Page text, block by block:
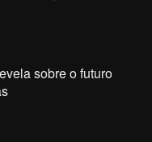
sobre o futuro